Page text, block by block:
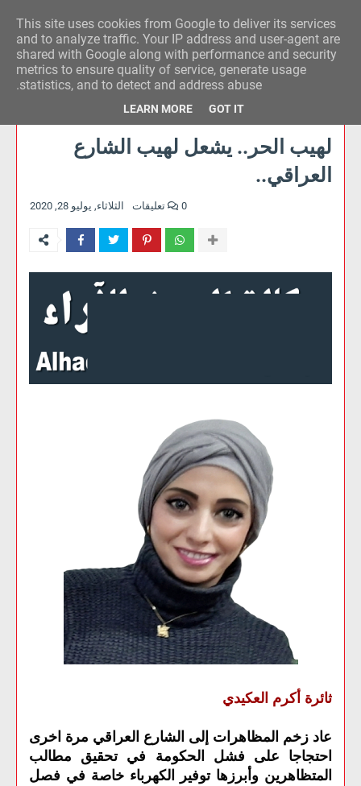
وكالة الحدث للآراء
لهيب الحر.. يشعل لهيب الشارع
العراقي..
الثلاثاء, يوليو 28, 2020 0 تعليقات
ثائرة أكرم العكيدي
عاد زخم المظاهرات إلى الشارع العراقي مرة اخرى
احتجاجا على فشل الحكومة في تحقيق مطالب
المتظاهرين وأبرزها توفير الكهرباء خاصة في فصل
This site uses cookies from Google to deliver its services
and to analyze traffic. Your IP address and user-agent are
shared with Google along with performance and security
metrics to ensure quality of service, generate usage
statistics, and to detect and address abuse.
LEARN MORE GOT IT